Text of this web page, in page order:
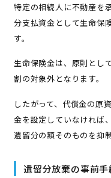
特定の相続人に不動産を
分支払資金として生命保
す。
生命保険金は、原則とし
割の対象外となります。
したがって、代償金の原
金を設定していなければ
遺留分の額そのものを抑
遺留分放棄の事前